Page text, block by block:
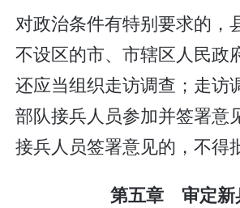
对政治条件有特别要求的，
不设区的市、市辖区人民政
还应当组织走访调查；走访
部队接兵人员参加并签署意
接兵人员签署意见的，不得
第五章 审定新